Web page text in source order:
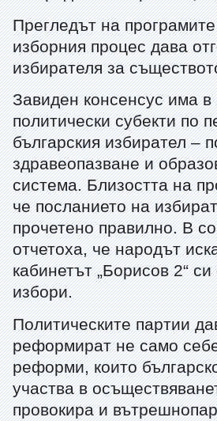
Прегледът на
изборния процес дава
избирателя за
Завиден консенсус има
политически субекти по
българския избирател –
здравеопазване и
система. Близостта на
че посланието на
прочетено правилно. В
отчетоха, че народът
кабинетът „Борисов 2“
избори.
Политическите партии
реформират не само
реформи, които
участва в
провокира и